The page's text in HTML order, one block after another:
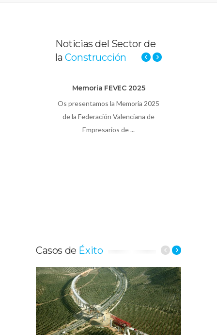
Noticias del Sector de
la Construcción
Memoria FEVEC 2025
Os presentamos la Memoria 2025
de la Federación Valenciana de
Empresarios de ...
Casos de Éxito